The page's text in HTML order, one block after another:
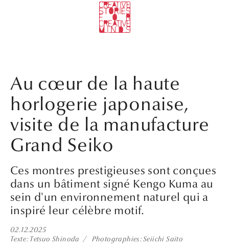
Au cœur de la haute
horlogerie japonaise,
visite de la manufacture
Grand Seiko
Ces montres prestigieuses sont conçues
dans un bâtiment signé Kengo Kuma au
sein d'un environnement naturel qui a
inspiré leur célèbre motif.
02.12.2025
Texte Tetsuo Shinoda Photographies Seiichi Saito